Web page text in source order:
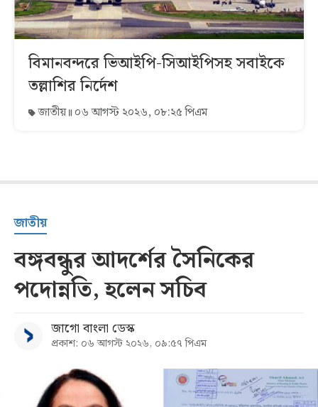
বিমানবন্দরে ভিআইপি-সিআইপিসহ সবাইকে
তল্লাশির নির্দেশ
জাতীয় ০৬ আগস্ট ২০২৬, ০৮:২৫ পিএম
জাতীয়
বঙ্গবন্ধুর আদর্শের সৈনিকের
পদোন্নতি, হলেন সচিব
জাগো বাংলা ডেস্ক
প্রকাশ: ০৬ আগস্ট ২০২৬, ০৯:৫৭ পিএম